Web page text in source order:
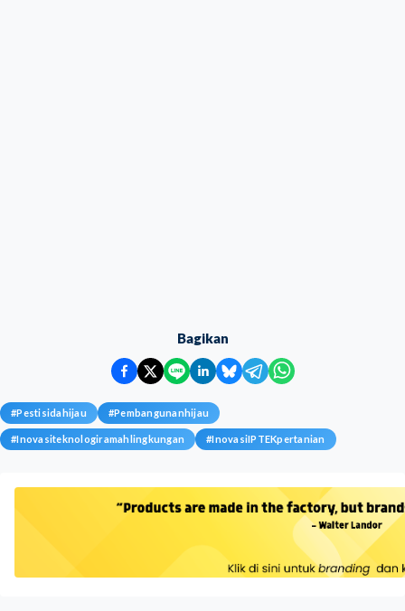
Bagikan
#Pestisidahijau #Pembangunanhijau
#Inovasiteknologiramahlingkungan #InovasiIPTEKpertanian